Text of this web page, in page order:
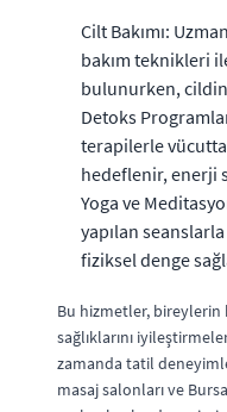
Cilt Bakımı:
bakım teknikleri
bulunurken, cildin
Detoks
terapilerle
hedeflenir, enerji
Yoga ve
yapılan
fiziksel denge
Bu hizmetler, bireylerin
sağlıklarını
zamanda tatil
masaj salonları ve